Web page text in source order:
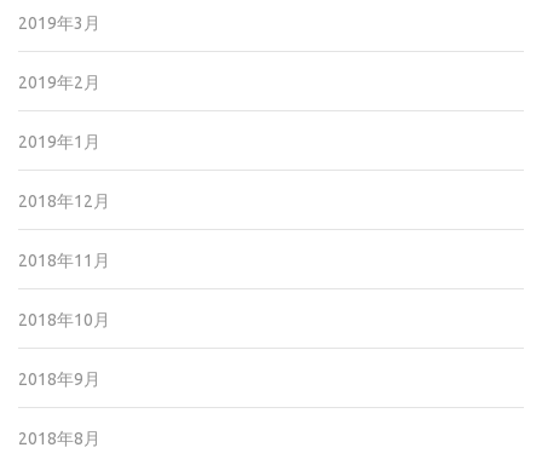
2019年3月
2019年2月
2019年1月
2018年12月
2018年11月
2018年10月
2018年9月
2018年8月